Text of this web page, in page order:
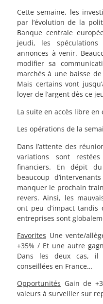
Cette semaine, les
par l’évolution de la
Banque centrale
jeudi, les
annonces à venir.
modifier sa
marchés à une baisse
Mais certains vont
loyer de l’argent dès ce
La suite en accès libre en
Les opérations de la
Dans l’attente des
variations sont
financiers. En dépit
beaucoup
manquer le prochain
revers. Ainsi, les
ont peu d’impact
entreprises sont
Favorites Une vente/
+35% / Et une autre
Dans les deux cas, il
conseillées en France…
Opportunités Gain de
valeurs à surveiller sur